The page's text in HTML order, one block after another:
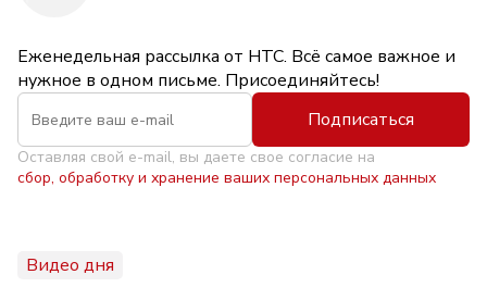
Еженедельная рассылка от НТС. Всё самое важное и
нужное в одном письме. Присоединяйтесь!
Подписаться
Оставляя свой e-mail, вы даете свое согласие на
сбор, обработку и хранение ваших персональных данных
Видео дня